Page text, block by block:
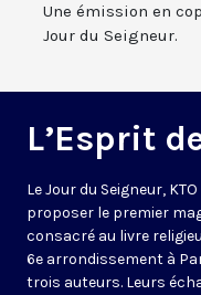
Une émission en
Jour du Seigneur.
L’Esprit
Le Jour du Seigneur,
proposer le premier
consacré au livre
6e arrondissement à
trois auteurs. Leurs